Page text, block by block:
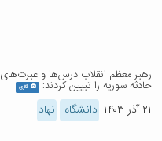
رهبر معظم انقلاب درس‌ها و عبرت‌های
حادثه سوریه را تبیین کردند: گالری
۲۱ آذر ۱۴۰۳ دانشگاه نهاد